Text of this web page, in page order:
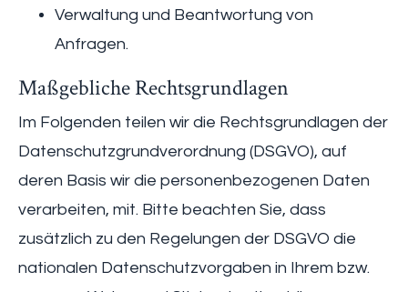
Verwaltung und Beantwortung von
Anfragen.
Maßgebliche Rechtsgrundlagen
Im Folgenden teilen wir die Rechtsgrundlagen der
Datenschutzgrundverordnung (DSGVO), auf
deren Basis wir die personenbezogenen Daten
verarbeiten, mit. Bitte beachten Sie, dass
zusätzlich zu den Regelungen der DSGVO die
nationalen Datenschutzvorgaben in Ihrem bzw.